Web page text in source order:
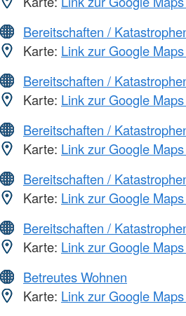
Bereitschaften /
Karte: Link zur Google
Bereitschaften /
Karte: Link zur Google
Bereitschaften /
Karte: Link zur Google
Bereitschaften /
Karte: Link zur Google
Bereitschaften /
Karte: Link zur Google
Betreutes Wohnen
Karte: Link zur Google